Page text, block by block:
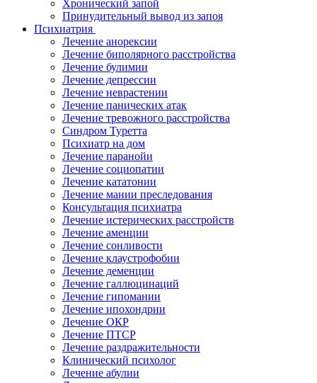
Хронический запой
Принудительный вывод из запоя
Психиатрия
Лечение анорексии
Лечение биполярного расстройства
Лечение булимии
Лечение депрессии
Лечение неврастении
Лечение панических атак
Лечение тревожного расстройства
Синдром Туретта
Психиатр на дом
Лечение паранойи
Лечение социопатии
Лечение кататонии
Лечение мании преследования
Консультация психиатра
Лечение истерических расстройств
Лечение аменции
Лечение сонливости
Лечение клаустрофобии
Лечение деменции
Лечение галлюцинаций
Лечение гипомании
Лечение ипохондрии
Лечение ОКР
Лечение ПТСР
Лечение раздражительности
Клинический психолог
Лечение абулии